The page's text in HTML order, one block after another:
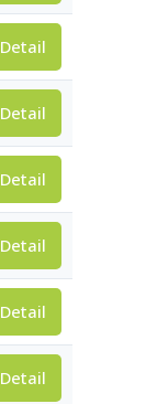
Detail
Detail
Detail
Detail
Detail
Detail